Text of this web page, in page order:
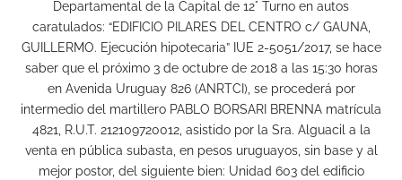
Departamental de la Capital de 12° Turno en autos
caratulados: “EDIFICIO PILARES DEL CENTRO c/ GAUNA,
GUILLERMO. Ejecución hipotecaria” IUE 2-5051/2017, se hace
saber que el próximo 3 de octubre de 2018 a las 15:30 horas
en Avenida Uruguay 826 (ANRTCI), se procederá por
intermedio del martillero PABLO BORSARI BRENNA matrícula
4821, R.U.T. 212109720012, asistido por la Sra. Alguacil a la
venta en pública subasta, en pesos uruguayos, sin base y al
mejor postor, del siguiente bien: Unidad 603 del edificio